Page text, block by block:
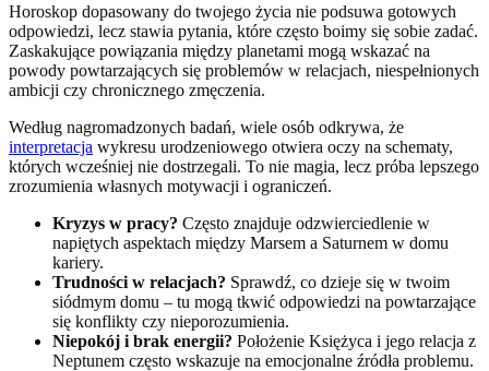
Horoskop dopasowany do twojego życia nie podsuwa gotowych
odpowiedzi, lecz stawia pytania, które często boimy się sobie zadać.
Zaskakujące powiązania między planetami mogą wskazać na
powody powtarzających się problemów w relacjach, niespełnionych
ambicji czy chronicznego zmęczenia.
Według nagromadzonych badań, wiele osób odkrywa, że
interpretacja wykresu urodzeniowego otwiera oczy na schematy,
których wcześniej nie dostrzegali. To nie magia, lecz próba lepszego
zrozumienia własnych motywacji i ograniczeń.
Kryzys w pracy? Często znajduje odzwierciedlenie w
napiętych aspektach między Marsem a Saturnem w domu
kariery.
Trudności w relacjach? Sprawdź, co dzieje się w twoim
siódmym domu – tu mogą tkwić odpowiedzi na powtarzające
się konflikty czy nieporozumienia.
Niepokój i brak energii? Położenie Księżyca i jego relacja z
Neptunem często wskazuje na emocjonalne źródła problemu.